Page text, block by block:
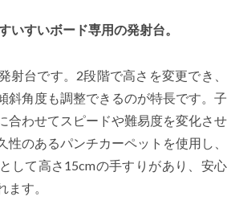
いすいボード専用の発射台。
射台です。2段階で高さを変更でき、
斜角度も調整できるのが特長です。子
合わせてスピードや難易度を変化させ
性のあるパンチカーペットを使用し、
して高さ15cmの手すりがあり、安心
ます。